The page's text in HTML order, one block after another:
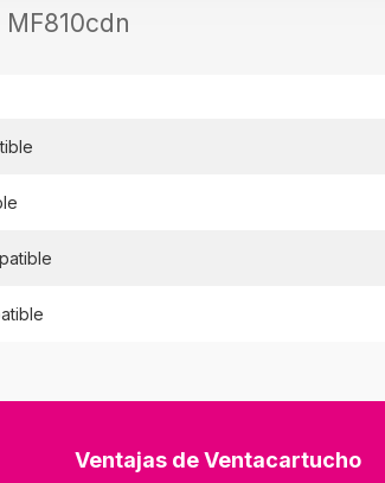
Ventajas de Ventacartucho